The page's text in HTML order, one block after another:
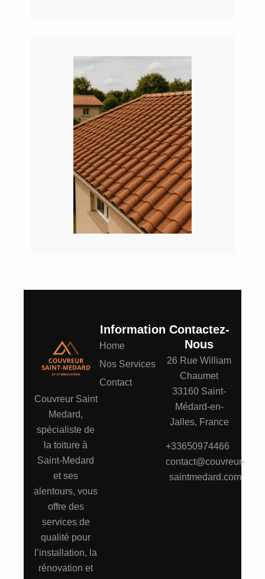
Couvreur Saint
Medard,
spécialiste de
la toiture à
Saint-Medard
et ses
alentours, vous
offre des
services de
qualité pour
l’installation, la
rénovation et
Information
Home
Nos Services
Contact
Contactez-
Nous
26 Rue William
Chaumet
33160 Saint-
Médard-en-
Jalles, France
+33650974466
contact@couvreur-
saintmedard.com